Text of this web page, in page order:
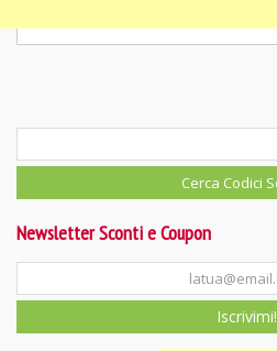
Newsletter Sconti e Coupon
Iscrivimi!